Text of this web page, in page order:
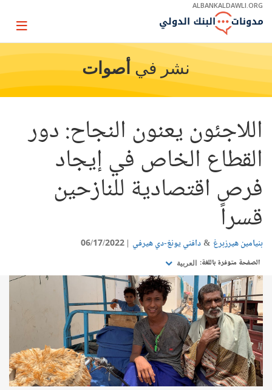
Skip
Main
ALBANKALDAWLI.ORG
Page
نشر في أصوات
اللاجئون يعنون النجاح: دور
القطاع الخاص في إيجاد
فرص اقتصادية للنازحين
قسراً
بنيامين هيرزبرغ دافني يونغ-دي هيرفي 06/17/2022
الصفحة متوفرة باللغة: العربية